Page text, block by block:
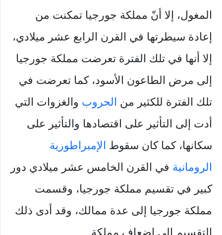
المغول، إلا أنّ مملكة جورجيا تمكنت من
إعادة سيطرتها في القرن الرابع عشر ميلادي،
إلا أنها في تلك الفترة تعرضت مملكة جورجيا
إلى مرض الطاعون الأسود، كما تعرضت في
تلك الفترة للكثير من الحروب والغزوات التي
أدت إلى التأثير على اقتصادها والتأثير على
سكانها، كما كان سقوط الإمبراطورية
الرومانية في القرن الخامس عشر ميلادي دور
كبير في تقسيم مملكة جورجيا، وقسمت
مملكة جورجيا إلى عدة ممالك، وقد أدى ذلك
التقسيم إلى إضعاف مملكة.